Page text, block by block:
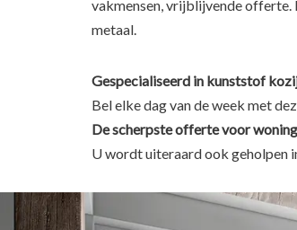
vakmensen, vrijblijvende offerte.
metaal.
Gespecialiseerd in kunststof
Bel elke dag van de week met
De scherpsteofferte voor
U wordt uiteraard ook geholpen